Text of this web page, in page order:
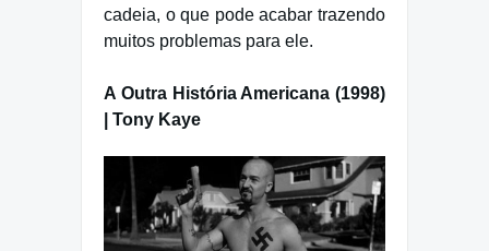
cadeia, o que pode acabar trazendo
muitos problemas para ele.
A Outra História Americana (1998)
| Tony Kaye